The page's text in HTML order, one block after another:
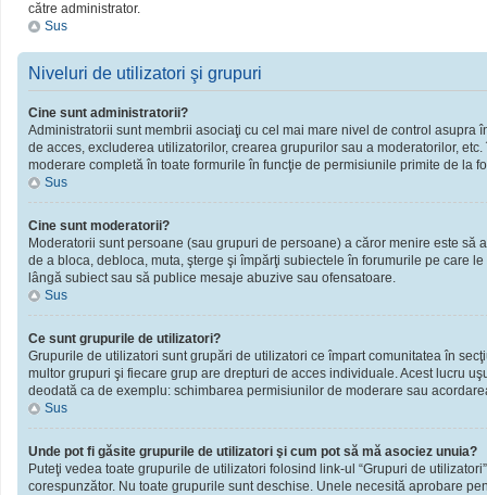
către administrator.
Sus
Niveluri de utilizatori şi grupuri
Cine sunt administratorii?
Administratorii sunt membrii asociaţi cu cel mai mare nivel de control
de acces, excluderea utilizatorilor, crearea grupurilor sau a moderatorilor,
moderare completă în toate formurile în funcţie de permisiunile primite de la
Sus
Cine sunt moderatorii?
Moderatorii sunt persoane (sau grupuri de persoane) a căror menire este
de a bloca, debloca, muta, şterge şi împărţi subiectele în forumurile pe care
lângă subiect sau să publice mesaje abuzive sau ofensatoare.
Sus
Ce sunt grupurile de utilizatori?
Grupurile de utilizatori sunt grupări de utilizatori ce împart comunitatea în
multor grupuri şi fiecare grup are drepturi de acces individuale. Acest lucru
deodată ca de exemplu: schimbarea permisiunilor de moderare sau
Sus
Unde pot fi găsite grupurile de utilizatori şi cum pot să mă asociez unuia?
Puteţi vedea toate grupurile de utilizatori folosind link-ul “Grupuri de
corespunzător. Nu toate grupurile sunt deschise. Unele necesită aprobare